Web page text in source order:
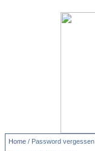
Home / Password vergessen